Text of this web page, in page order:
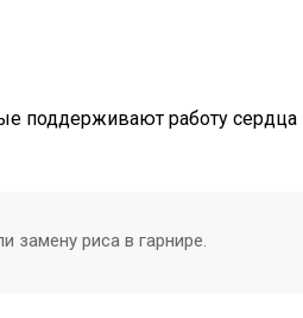
поддерживают работу сердца
замену риса в гарнире.